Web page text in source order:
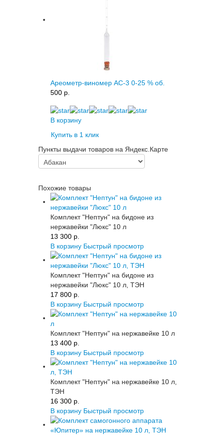
Ареометр-виномер АС-3 0-25 % об.
500 p.
В корзину
Купить в 1 клик
Пункты выдачи товаров на Яндекс.Карте
Похожие товары
Комплект "Нептун" на бидоне из
нержавейки "Люкс" 10 л
13 300 p.
В корзину Быстрый просмотр
Комплект "Нептун" на бидоне из
нержавейки "Люкс" 10 л, ТЭН
17 800 p.
В корзину Быстрый просмотр
Комплект "Нептун" на нержавейке 10 л
13 400 p.
В корзину Быстрый просмотр
Комплект "Нептун" на нержавейке 10 л,
ТЭН
16 300 p.
В корзину Быстрый просмотр